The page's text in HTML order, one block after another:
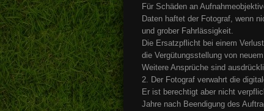
Für Schäden an
Daten haftet der Fotograf, wenn
und grober Fahrlässigkeit.
Die Ersatzpflicht bei einem
die Vergütungsstellung von
Weitere Ansprüche sind
2. Der Fotograf verwahrt die
Er ist berechtigt aber nicht
Jahre nach Beendigung des